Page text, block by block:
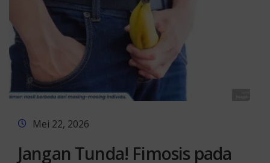
Mei 22, 2026
Jangan Tunda! Fimosis pada